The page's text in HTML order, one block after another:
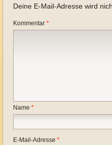
Deine E-Mail-Adresse wird
Kommentar *
Name *
E-Mail-Adresse *